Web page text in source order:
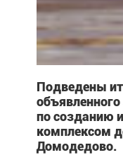
Подведены
по созданию
комплексом
Домодедово.